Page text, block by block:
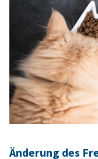
Änderung des